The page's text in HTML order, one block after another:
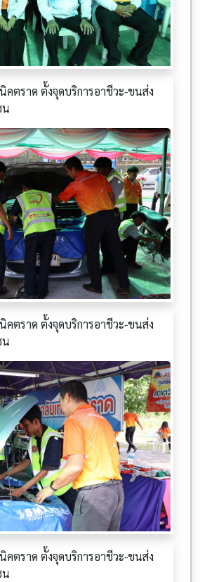
คตราด ตั้งจุดบริการอาชีวะ-ขนส่ง
น
คตราด ตั้งจุดบริการอาชีวะ-ขนส่ง
น
คตราด ตั้งจุดบริการอาชีวะ-ขนส่ง
น